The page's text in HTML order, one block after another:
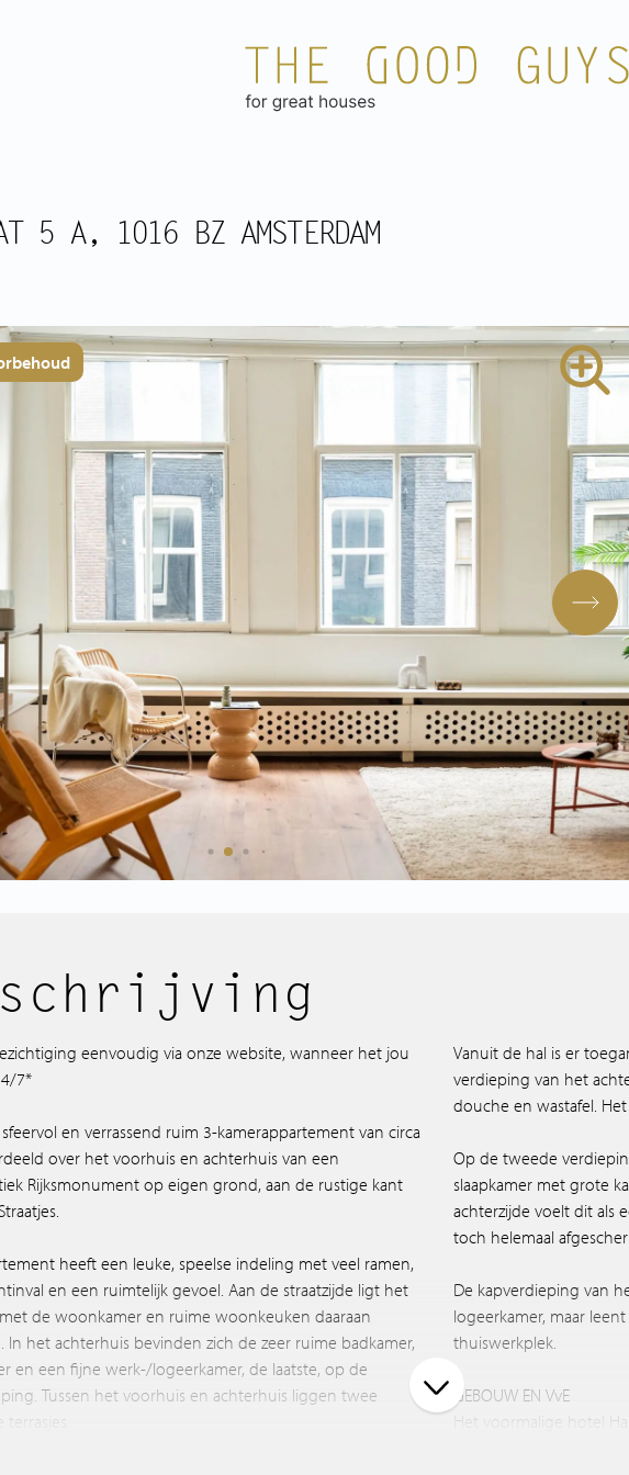
5 A, 1016 BZ AMSTERDAM
eenvoudig via onze website, wanneer het jou
7*
en verrassend ruim 3-kamerappartement van circa
over het voorhuis en achterhuis van een
Rijksmonument op eigen grond, aan de rustige kant
heeft een leuke, speelse indeling met veel ramen,
en een ruimtelijk gevoel. Aan de straatzijde ligt het
de woonkamer en ruime woonkeuken daaraan
In het achterhuis bevinden zich de zeer ruime badkamer,
en een fijne werk-/logeerkamer, de laatste, op de
Tussen het voorhuis en achterhuis liggen twee
Vanuit de hal is er
verdieping van het
douche en wastafel.
Op de tweede
slaapkamer met grote
achterzijde voelt dit als
toch helemaal
De kapverdieping van
logeerkamer, maar
thuiswerkplek.
GEBOUW EN VvE
Het voormalige hotel